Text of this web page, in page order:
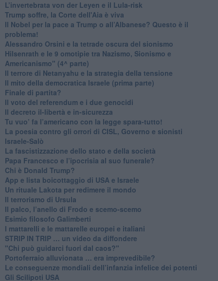
L’invertebrata von der Leyen e il Lula-risk
Trump soffre, la Corte dell'Aia è viva
​Il Nobel per la pace a Trump o all’Albanese? Questo è il
problema!
​Alessandro Orsini e la tetrade oscura del sionismo
​Hilsenrath e le 9 omotipie tra Nazismo, Sionismo e
Americanismo" (4^ parte)
​Il terrore di Netanyahu e la strategia della tensione
Il mito della democratica Israele (prima parte)
​Finale di partita?
​Il voto del referendum e i due genocidi
Il decreto il-libertà e in-sicurezza
Tu vuo’ fa l’americano con la legge spara-tutto!
La poesia contro gli orrori di CISL, Governo e sionisti
Israele-Salò
​La fascistizzazione dello stato e della società
Papa Francesco e l’ipocrisia al suo funerale?
​Chi è Donald Trump?
App e lista boicottaggio di USA e Israele
​Un rituale Lakota per redimere il mondo
Il terrorismo di Ursula
​Il palco, l’anello di Frodo e scemo-scemo
Esimio filosofo Galimberti
​I mattarelli e le mattarelle europei e italiani
​STRIP IN TRIP … un video da diffondere
"Chi può guidarci fuori dal caos?"
​Portoferraio alluvionata … era imprevedibile?
Le conseguenze mondiali dell’infanzia infelice dei potenti
​Gli Scilipoti USA